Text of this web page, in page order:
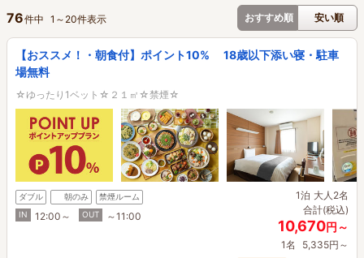
おすすめ順
安い順
76件中 1 ～ 20件表示
【おススメ！・朝食付】ポイント10% 18歳以下添い寝・駐車
場無料
☆ゆったり1ベット☆２１㎡☆禁煙☆
ダブル 朝のみ
禁煙ルーム
IN
12:00～ OUT ～11:00
1泊 大人2名
合計(税込)
10,670円～
1名 5,335円～